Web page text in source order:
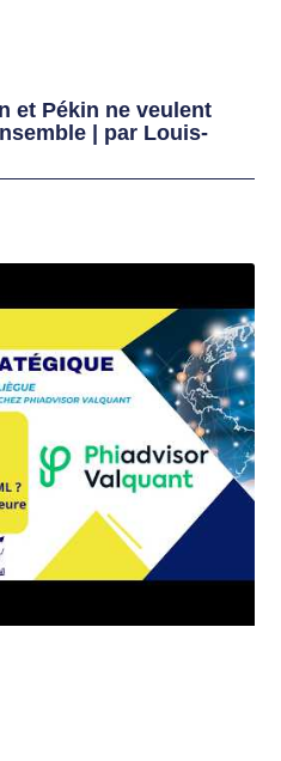
et Pékin ne veulent
| par Louis-